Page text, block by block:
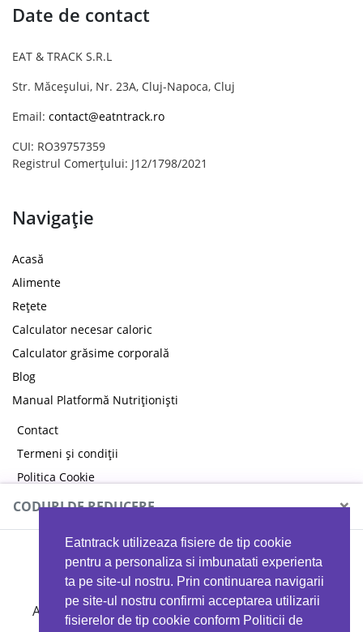
Eatntrack utilizeaza fisiere de tip cookie
pentru a personaliza si imbunatati experienta
ta pe site-ul nostru. Prin continuarea navigarii
pe site-ul nostru confirmi acceptarea utilizarii
fisierelor de tip cookie conform Politicii de
Date de contact
EAT & TRACK S.R.L
Str. Măceșului, Nr. 23A, Cluj-Napoca, Cluj
Email: contact@eatntrack.ro
CUI: RO39757359
Registrul Comerțului: J12/1798/2021
Navigație
Acasă
Alimente
Rețete
Calculator necesar caloric
Calculator grăsime corporală
Blog
Manual Platformă Nutriționiști
Contact
Termeni și condiții
Politica Cookie
Politica de confidențialitate
CODURI DE REDUCERE ×
MYPROTEIN
Ai 40%reducere la orice comandă folosind codul